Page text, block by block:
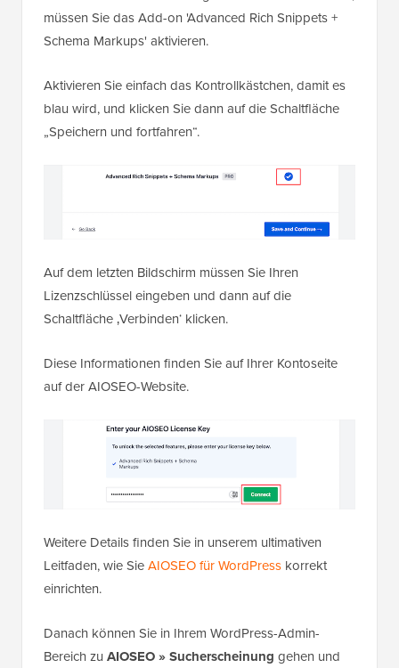
müssen Sie das Add-on 'Advanced Rich Snippets +
Schema Markups' aktivieren.
Aktivieren Sie einfach das Kontrollkästchen, damit es
blau wird, und klicken Sie dann auf die Schaltfläche
„Speichern und fortfahren“.
Auf dem letzten Bildschirm müssen Sie Ihren
Lizenzschlüssel eingeben und dann auf die
Schaltfläche ‚Verbinden‘ klicken.
Diese Informationen finden Sie auf Ihrer Kontoseite
auf der AIOSEO-Website.
Weitere Details finden Sie in unserem ultimativen
Leitfaden, wie SieAIOSEO für WordPress korrekt
einrichten.
Danach können Sie in Ihrem WordPress-Admin-
Bereich zu AIOSEO » Sucherscheinung gehen und